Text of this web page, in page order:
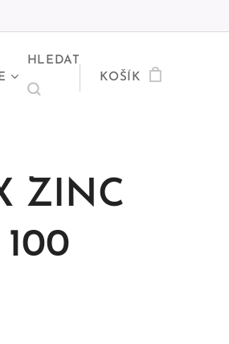
HLEDAT
KOŠÍK
ZINC